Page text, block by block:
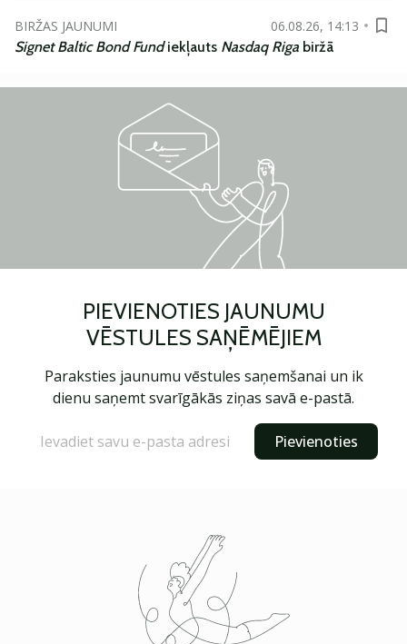
BIRŽAS JAUNUMI
06.08.26, 14:13
Signet Baltic Bond Fundiekļauts Nasdaq Riga biržā
PIEVIENOTIES JAUNUMU
VĒSTULES SAŅĒMĒJIEM
Paraksties jaunumu vēstules saņemšanai un ik
dienu saņemt svarīgākās ziņas savā e-pastā.
Pievienoties